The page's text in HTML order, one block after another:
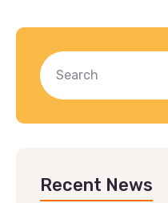
Recent News